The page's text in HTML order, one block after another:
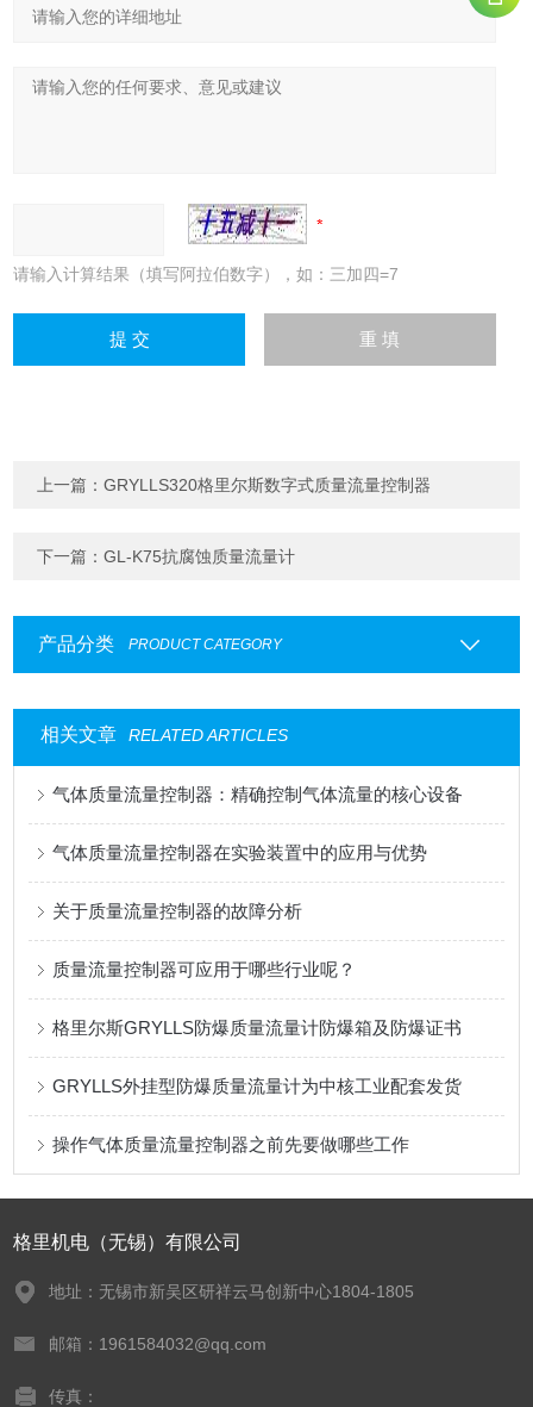
请输入计算结果（填写阿拉伯数字），如：三加四=7
上一篇：GRYLLS320格里尔斯数字式质量流量控制器
下一篇：GL-K75抗腐蚀质量流量计
产品分类 PRODUCT CATEGORY
相关文章 RELATED ARTICLES
气体质量流量控制器：精确控制气体流量的核心设备
气体质量流量控制器在实验装置中的应用与优势
关于质量流量控制器的故障分析
质量流量控制器可应用于哪些行业呢？
格里尔斯GRYLLS防爆质量流量计防爆箱及防爆证书
GRYLLS外挂型防爆质量流量计为中核工业配套发货
操作气体质量流量控制器之前先要做哪些工作
格里机电（无锡）有限公司
地址：无锡市新吴区研祥云马创新中心1804-1805
邮箱：1961584032@qq.com
传真：